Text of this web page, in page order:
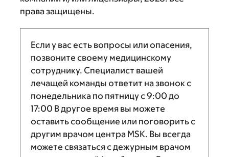
права защищены.
Если у вас есть вопросы или опасения,
позвоните своему медицинскому
сотруднику. Специалист вашей
лечащей команды ответит на звонок с
понедельника по пятницу с9:00 до
17:00 В другое время вы можете
оставить сообщение или поговорить с
другим врачом центра MSK. Вы всегда
можете связаться с дежурным врачом